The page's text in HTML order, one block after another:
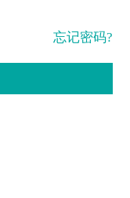
忘记密码?